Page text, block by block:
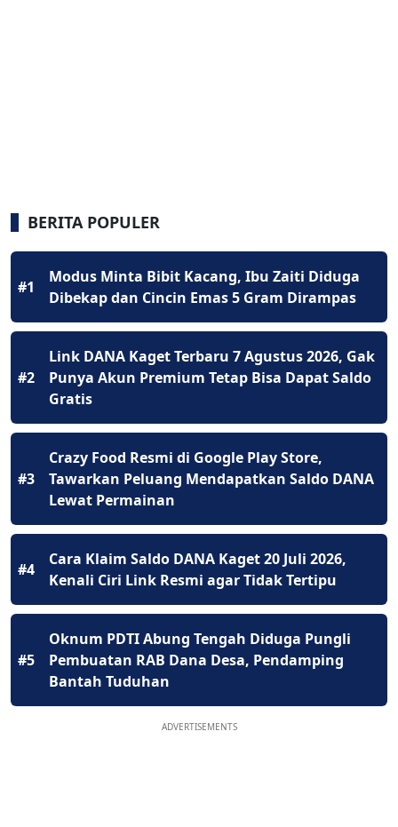
BERITA POPULER
#1
Modus Minta Bibit Kacang, Ibu Zaiti Diduga
Dibekap dan Cincin Emas 5 Gram Dirampas
#2
Link DANA Kaget Terbaru 7 Agustus 2026, Gak
Punya Akun Premium Tetap Bisa Dapat Saldo
Gratis
#3
Crazy Food Resmi di Google Play Store,
Tawarkan Peluang Mendapatkan Saldo DANA
Lewat Permainan
#4
Cara Klaim Saldo DANA Kaget 20 Juli 2026,
Kenali Ciri Link Resmi agar Tidak Tertipu
#5
Oknum PDTI Abung Tengah Diduga Pungli
Pembuatan RAB Dana Desa, Pendamping
Bantah Tuduhan
ADVERTISEMENTS